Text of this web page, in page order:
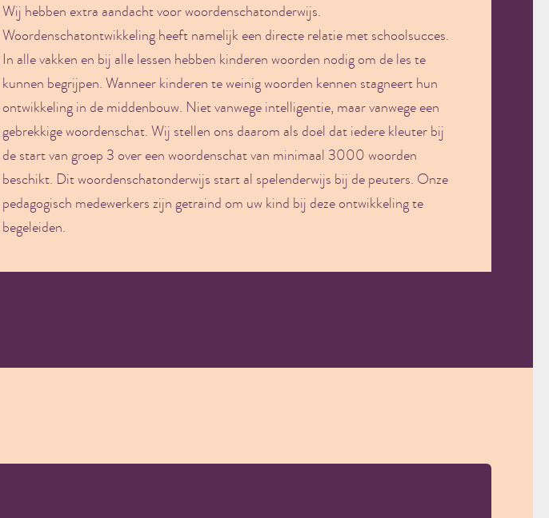
Wij hebben extra aandacht voor woordenschatonderwijs.
Woordenschatontwikkeling heeft namelijk een directe relatie met schoolsucces.
In alle vakken en bij alle lessen hebben kinderen woorden nodig om de les te
kunnen begrijpen. Wanneer kinderen te weinig woorden kennen stagneert hun
ontwikkeling in de middenbouw. Niet vanwege intelligentie, maar vanwege een
gebrekkige woordenschat. Wij stellen ons daarom als doel dat iedere kleuter bij
de start van groep 3 over een woordenschat van minimaal 3000 woorden
beschikt. Dit woordenschatonderwijs start al spelenderwijs bij de peuters. Onze
pedagogisch medewerkers zijn getraind om uw kind bij deze ontwikkeling te
begeleiden.